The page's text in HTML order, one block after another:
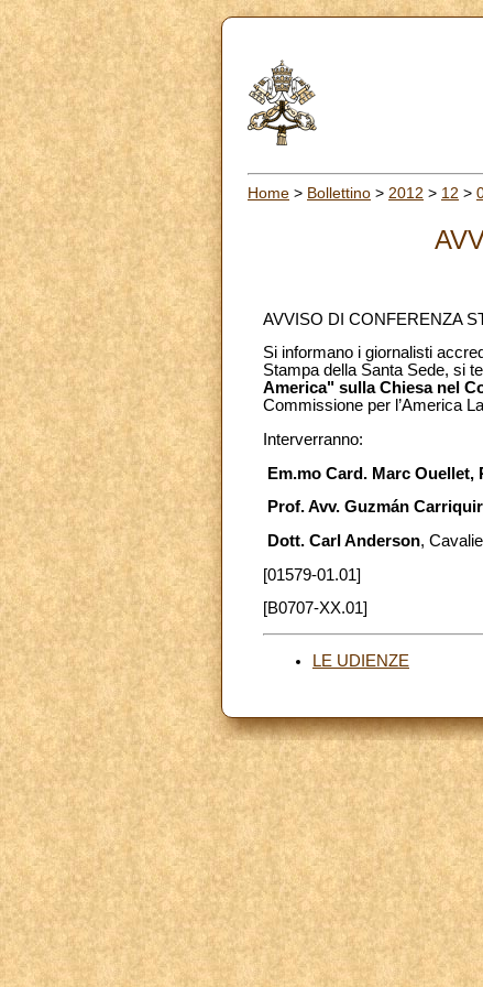
Home > Bollettino > 2012 > 12 >
AVVISO DI CONFERENZA
Si informano i giornalisti
Stampa della Santa Sede, si
America" sulla Chiesa nel
Commissione per l’America
Interverranno:
Em.mo Card. Marc Ouellet,
Prof. Avv. Guzmán
Dott. Carl Anderson,
[01579-01.01]
[B0707-XX.01]
LE UDIENZE